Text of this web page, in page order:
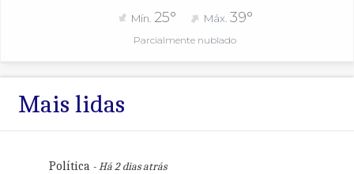
Mín. 25° Máx. 39°
Parcialmente nublado
Mais lidas
Política- Há 2 dias atrás